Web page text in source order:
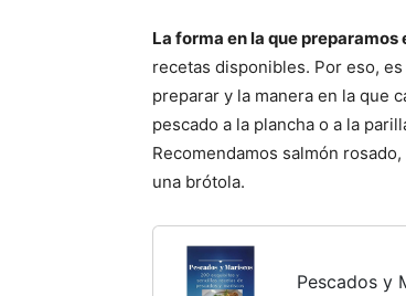
La forma en la que
recetas disponibles. Por eso,
preparar y la manera en la que
pescado a la plancha o a la
Recomendamos salmón
una brótola.
Pescados y